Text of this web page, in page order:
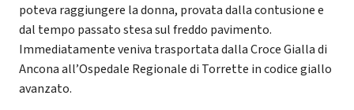
poteva raggiungere la donna, provata dalla contusione e
dal tempo passato stesa sul freddo pavimento.
Immediatamente veniva trasportata dalla Croce Gialla di
Ancona all’Ospedale Regionale di Torrette in codice giallo
avanzato.